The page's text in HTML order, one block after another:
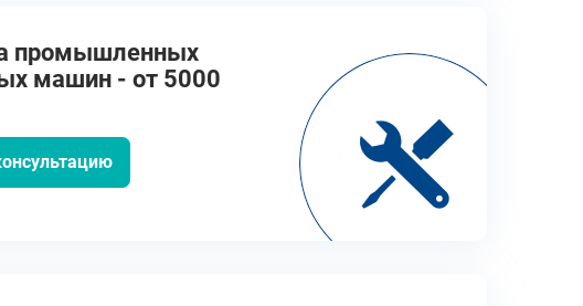
промышленных
машин - от 5000